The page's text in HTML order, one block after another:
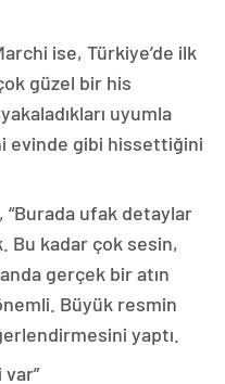
ise, Türkiye’de ilk
güzel bir his
uyumla
evinde gibi hissettiğini
“Burada ufak detaylar
Bu kadar çok sesin,
gerçek bir atın
Büyük resmin
yaptı.